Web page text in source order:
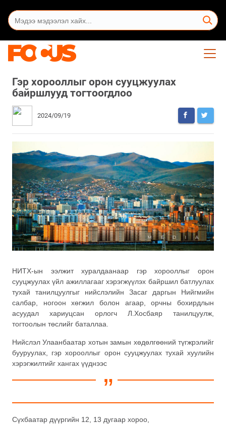
Гэр хорооллыг орон сууцжуулах
байршлууд тогтоогдлоо
2024/09/19
НИТХ-ын ээлжит хуралдаанаар гэр хорооллыг орон
сууцжуулах үйл ажиллагааг хэрэгжүүлэх байршил батлуулах
тухай танилцуулгыг нийслэлийн Засаг даргын Нийгмийн
салбар, ногоон хөгжил болон агаар, орчны бохирдлын
асуудал хариуцсан орлогч Л.Хосбаяр танилцуулж,
тогтоолын төслийг баталлаа.
Нийслэл Улаанбаатар хотын замын хөдөлгөөний түгжрэлийг
бууруулах, гэр хорооллыг орон сууцжуулах тухай хуулийн
хэрэгжилтийг хангах үүднээс
Сүхбаатар дүүргийн 12, 13 дугаар хороо,